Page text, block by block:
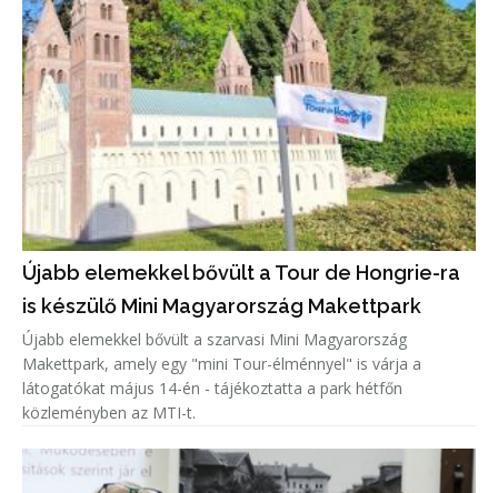
Újabb elemekkel bővült a Tour de Hongrie-ra
is készülő Mini Magyarország Makettpark
Újabb elemekkel bővült a szarvasi Mini Magyarország
Makettpark, amely egy "mini Tour-élménnyel" is várja a
látogatókat május 14-én - tájékoztatta a park hétfőn
közleményben az MTI-t.